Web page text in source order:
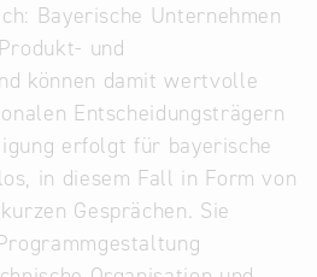
Bayerische Unternehmen
und
können damit wertvolle
Entscheidungsträgern
erfolgt für bayerische
in diesem Fall in Form von
Gesprächen. Sie